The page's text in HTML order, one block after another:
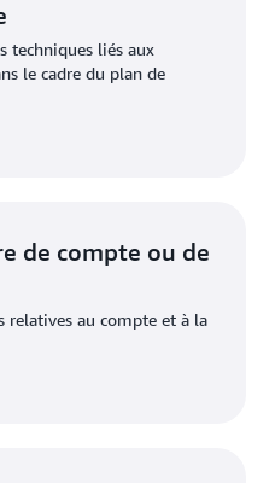
techniques liés aux
le cadre du plan de
de compte ou de
relatives au compte et à la